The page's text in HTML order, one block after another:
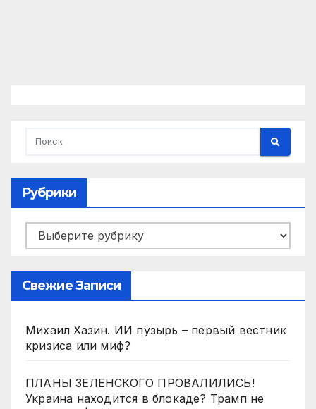
Рубрики
Рубрики
Свежие Записи
Михаил Хазин. ИИ пузырь – первый вестник
кризиса или миф?
ПЛАНЫ ЗЕЛЕНСКОГО ПРОВАЛИЛИСЬ!
Украина находится в блокаде? Трамп не